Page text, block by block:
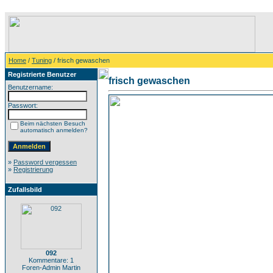
Home / Tuning / frisch gewaschen
Registrierte Benutzer
Benutzername:
Passwort:
Beim nächsten Besuch
automatisch anmelden?
» Password vergessen
» Registrierung
Zufallsbild
092
Kommentare: 1
Foren-Admin Martin
frisch gewaschen